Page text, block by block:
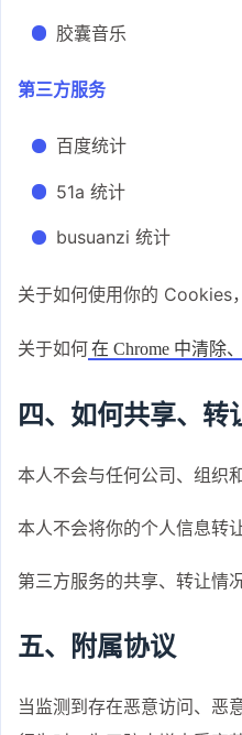
胶囊音乐
第三方服务
百度统计
51a 统计
busuanzi 统计
关于如何使用你的 Cookies
关于如何在 Chrome 中清除
四、如何共享、转
本人不会与任何公司、组织
本人不会将你的个人信息转
第三方服务的共享、转让情
五、附属协议
当监测到存在恶意访问、恶